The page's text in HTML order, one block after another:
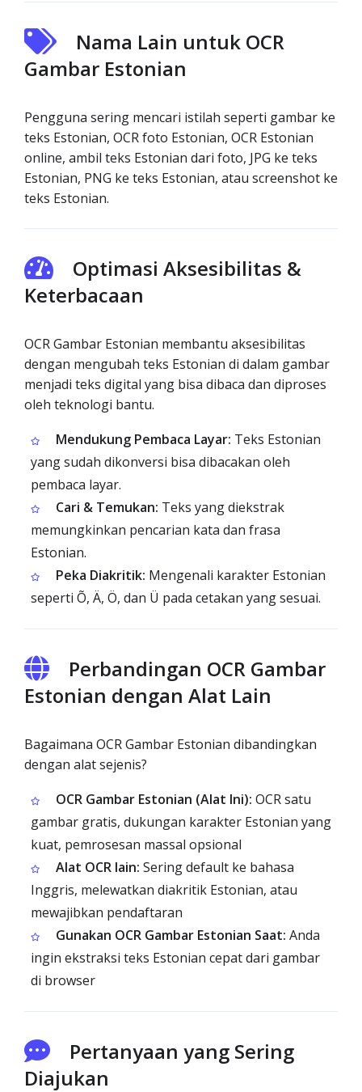
Nama Lain untuk OCR
Gambar Estonian
Pengguna sering mencari istilah seperti gambar ke
teks Estonian, OCR foto Estonian, OCR Estonian
online, ambil teks Estonian dari foto, JPG ke teks
Estonian, PNG ke teks Estonian, atau screenshot ke
teks Estonian.
Optimasi Aksesibilitas &
Keterbacaan
OCR Gambar Estonian membantu aksesibilitas
dengan mengubah teks Estonian di dalam gambar
menjadi teks digital yang bisa dibaca dan diproses
oleh teknologi bantu.
Mendukung Pembaca Layar: Teks Estonian
yang sudah dikonversi bisa dibacakan oleh
pembaca layar.
Cari & Temukan: Teks yang diekstrak
memungkinkan pencarian kata dan frasa
Estonian.
Peka Diakritik: Mengenali karakter Estonian
seperti Õ, Ä, Ö, dan Ü pada cetakan yang sesuai.
Perbandingan OCR Gambar
Estonian dengan Alat Lain
Bagaimana OCR Gambar Estonian dibandingkan
dengan alat sejenis?
OCR Gambar Estonian (Alat Ini): OCR satu
gambar gratis, dukungan karakter Estonian yang
kuat, pemrosesan massal opsional
Alat OCR lain: Sering default ke bahasa
Inggris, melewatkan diakritik Estonian, atau
mewajibkan pendaftaran
Gunakan OCR Gambar Estonian Saat: Anda
ingin ekstraksi teks Estonian cepat dari gambar
di browser
Pertanyaan yang Sering
Diajukan